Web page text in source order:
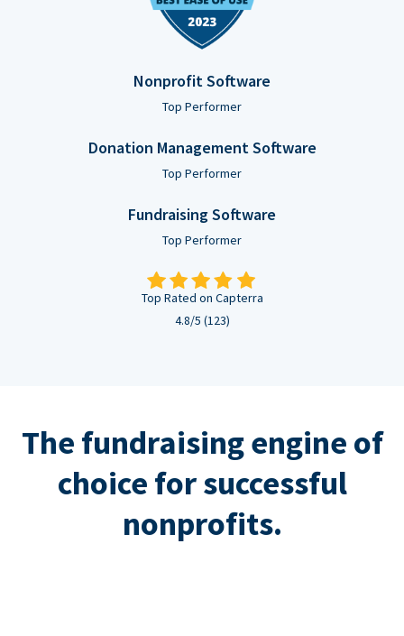
Nonprofit Software
Top Performer
Donation Management Software
Top Performer
Fundraising Software
Top Performer
Top Rated on Capterra
4.8/5 (123)
The fundraising engine of
choice for successful
nonprofits.